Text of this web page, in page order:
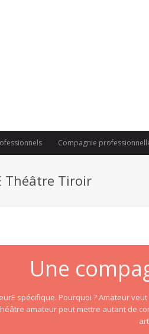
Compagnie
Théâtre Tiroir
Une
spécifique. Pourquoi ? Amateur
amateur peut mettre autant de